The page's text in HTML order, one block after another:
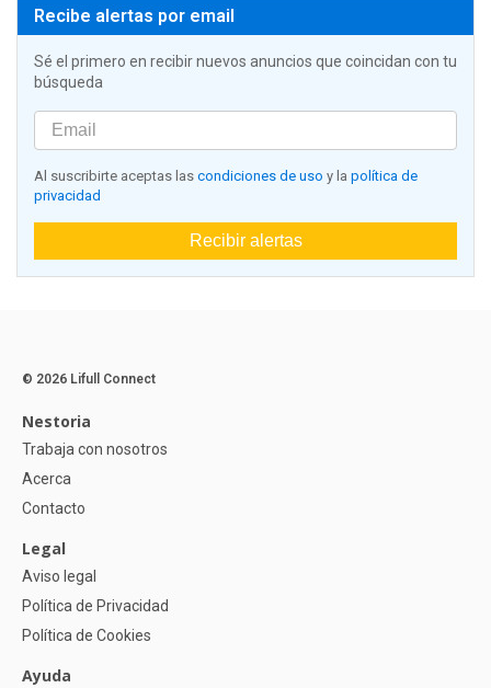
Recibe alertas por email
Sé el primero en recibir nuevos anuncios que coincidan con tu
búsqueda
Al suscribirte aceptas las condiciones de uso y la política de
privacidad
Recibir alertas
© 2026 Lifull Connect
Nestoria
Trabaja con nosotros
Acerca
Contacto
Legal
Aviso legal
Política de Privacidad
Política de Cookies
Ayuda